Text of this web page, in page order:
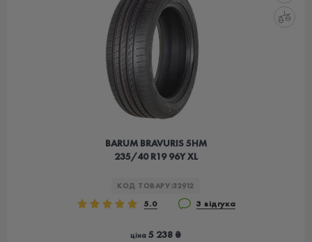
BARUM BRAVURIS 5HM
235/40 R19 96Y XL
КОД ТОВАРУ:32912
5.0 3 відгука
ціна 5 238 ₴